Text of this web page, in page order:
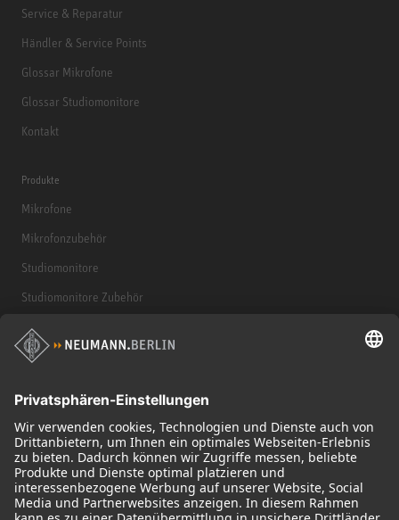
Service & Reparatur
Händler & Service Points
Glossar Mikrofone
Glossar Studiomonitore
Kontakt
Produkte
Mikrofone
Mikrofonzubehör
Studiomonitore
Studiomonitore Zubehör
Kopfhörer
Historische Mikrofone